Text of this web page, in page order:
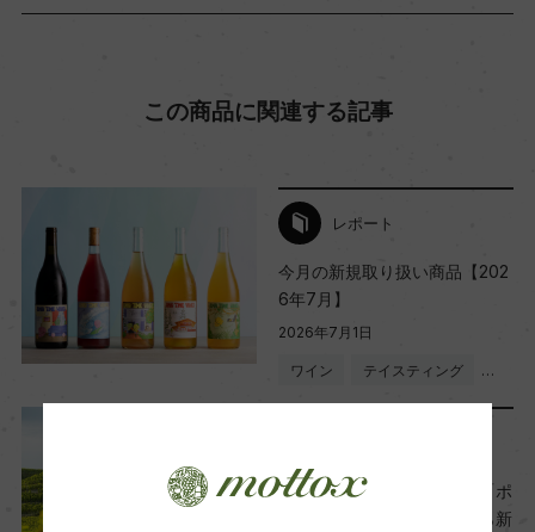
ー
Wine Advocate 獲得点
Wine Spectator 得点
醗酵・熟成
醗酵：ー
この商品に関連する記事
レポート
今月の新規取り扱い商品【202
6年7月】
2026年7月1日
ワイン テイスティング …
北ローヌの名門ワイナリー「ポ
ール・ジャブレ・エネ」から新